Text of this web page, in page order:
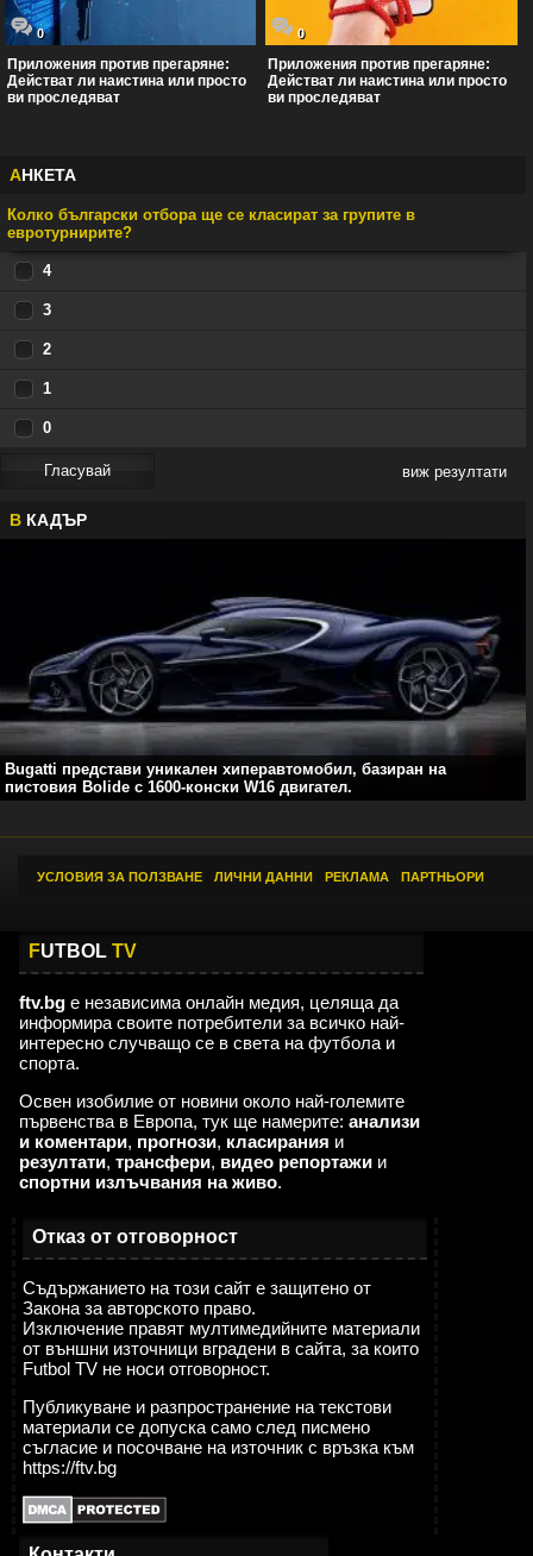
0
Приложения против прегаряне:
Действат ли наистина или просто
ви проследяват
0
Приложения против прегаряне:
Действат ли наистина или просто
ви проследяват
АНКЕТА
Колко български отбора ще се класират за групите в
евротурнирите?
4
3
2
1
0
виж резултати
В КАДЪР
Bugatti представи уникален хиперавтомобил, базиран на
пистовия Bolide с 1600-конски W16 двигател.
УСЛОВИЯ ЗА ПОЛЗВАНЕ ЛИЧНИ ДАННИ РЕКЛАМА ПАРТНЬОРИ
FUTBOL TV
ftv.bg е независима онлайн медия, целяща да
информира своите потребители за всичко най-
интересно случващо се в света на футбола и
спорта.
Освен изобилие от новини около най-големите
първенства в Европа, тук ще намерите: анализи
и коментари, прогнози, класирания и
резултати, трансфери, видео репортажи и
спортни излъчвания на живо.
Отказ от отговорност
Съдържанието на този сайт е защитено от
Закона за авторското право.
Изключение правят мултимедийните материали
от външни източници вградени в сайта, за които
Futbol TV не носи отговорност.
Публикуване и разпространение на текстови
материали се допуска само след писмено
съгласие и посочване на източник с връзка към
https://ftv.bg